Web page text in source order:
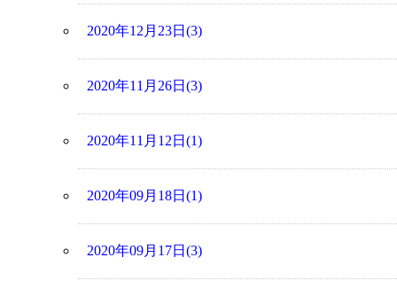
2020年12月23日(3)
2020年11月26日(3)
2020年11月12日(1)
2020年09月18日(1)
2020年09月17日(3)